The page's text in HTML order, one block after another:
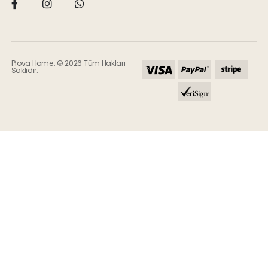
Piova Home. © 2026 Tüm Hakları
Saklıdır.